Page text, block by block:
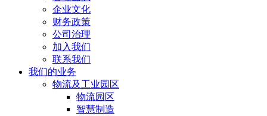
企业文化
财务政策
公司治理
加入我们
联系我们
我们的业务
物流及工业园区
物流园区
智慧制造